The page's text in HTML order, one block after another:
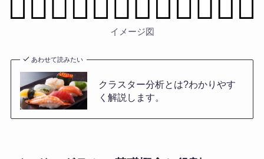
イメージ図
あわせて読みたい
クラスター分析とは?わかりやす
く解説します。